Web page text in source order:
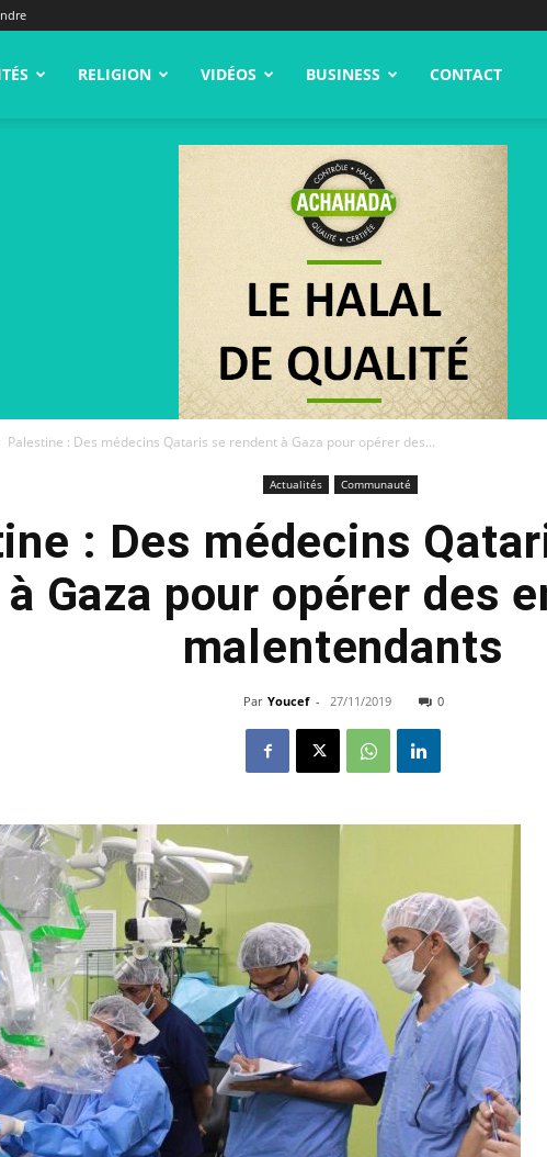
RELIGION VIDÉOS BUSINESS CONTACT
Palestine : Des médecins Qataris se rendent à Gaza pour opérer des...
Actualités Communauté
: Des médecins
à Gaza pour opérer des
malentendants
Par Youcef - 27/11/2019 0